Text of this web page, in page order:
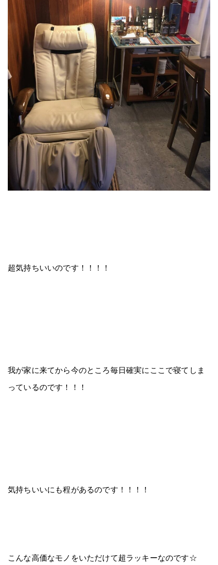
超気持ちいいのです！！！！
我が家に来てから今のところ毎日確実にここで寝てしま
っているのです！！！
気持ちいいにも程があるのです！！！！
こんな高価なモノをいただけて超ラッキーなのです☆